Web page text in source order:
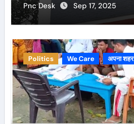
Pnc Desk Sep 17, 2025
Politics We Care अपना शहर